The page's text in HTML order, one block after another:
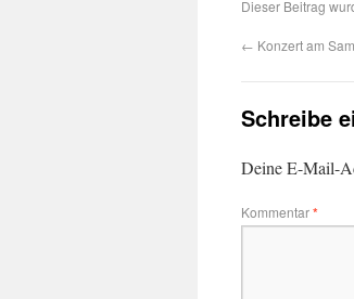
Dieser Beitrag
← Konzert am
Schreibe
Deine E-Mail-
Kommentar*